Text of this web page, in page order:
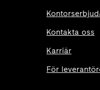
Kontakta oss
Karriär
För